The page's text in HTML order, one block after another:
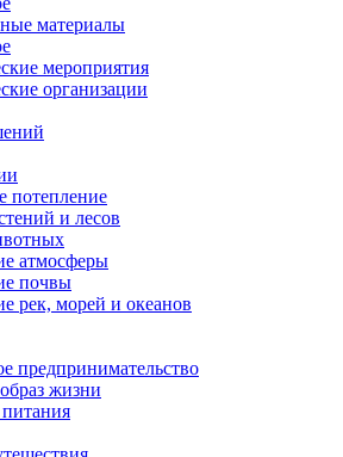
материалы
мероприятия
организации
потепление
и лесов
атмосферы
почвы
рек, морей и океанов
предпринимательство
жизни